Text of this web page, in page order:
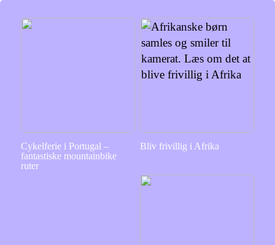
Cykelferie i Portugal –
fantastiske mountainbike
ruter
Bliv frivillig i Afrika